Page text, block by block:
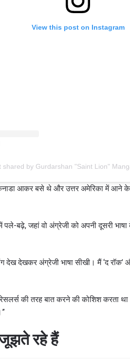
View this post on Instagram
shared by Gurdarshan "Saint Lion"
आकर बसे थे और उत्तर अमेरिका में आने के
बढ़े, जहां वो अंग्रेजी को अपनी दूसरी
देख देखकर अंग्रेजी भाषा सीखी। मैं ‘द
की तरह बात करने की कोशिश करता
रहे हैं
Take ONE